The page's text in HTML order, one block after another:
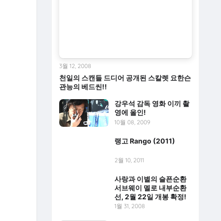
천일의 스캔들 드디어 공개된 스칼렛 요한슨
관능의 베드씬!!
3월 12, 2008
강우석 감독 영화 이끼 촬
영에 올인!
10월 08, 2009
랭고 Rango (2011)
2월 10, 2011
사랑과 이별의 슬픈순환
서브웨이 멜로 내부순환
선, 2월 22일 개봉 확정!
1월 31, 2008